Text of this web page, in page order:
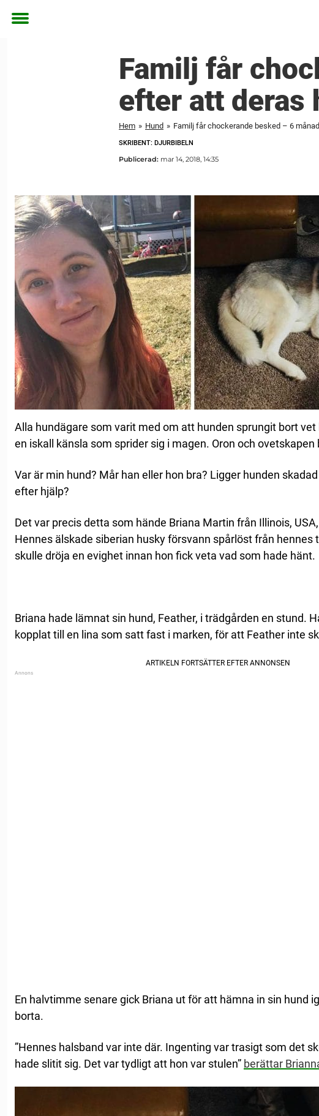
Toggle
Familj får
efter att deras
Hem » Hund » Familj får chockerande besked – 6
SKRIBENT: DJURBIBELN
Publicerad: mar 14, 2018, 14:35
Alla hundägare som varit med om att hunden sprungit bort vet
en iskall känsla som sprider sig i magen. Oron och ovetskapen
Var är min hund? Mår han eller hon bra? Ligger hunden
efter hjälp?
Det var precis detta som hände Briana Martin från Illinois,
Hennes älskade siberian husky försvann spårlöst från hennes
skulle dröja en evighet innan hon fick veta vad som hade hänt.
Briana hade lämnat sin hund, Feather, i trädgården en stund.
kopplat till en lina som satt fast i marken, för att Feather inte
En halvtimme senare gick Briana ut för att hämna in sin hund
borta.
”Hennes halsband var inte där. Ingenting var trasigt som det
hade slitit sig. Det var tydligt att hon var stulen” berättar